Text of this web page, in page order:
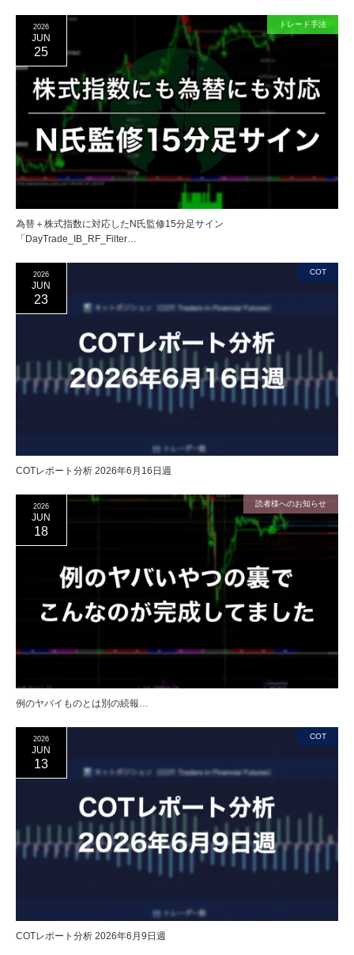
2026
JUN
25
トレード手法
為替＋株式指数に対応したN氏監修15分足サイン
「DayTrade_IB_RF_Filter…
2026
JUN
23
COT
COTレポート分析 2026年6月16日週
2026
JUN
18
読者様へのお知らせ
例のヤバイものとは別の続報…
2026
JUN
13
COT
COTレポート分析 2026年6月9日週